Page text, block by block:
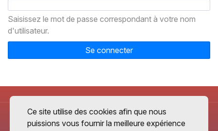
Saisissez le mot de passe correspondant à votre nom
d'utilisateur.
Se connecter
Ce site utilise des cookies afin que nous
puissions vous fournir la meilleure expérience